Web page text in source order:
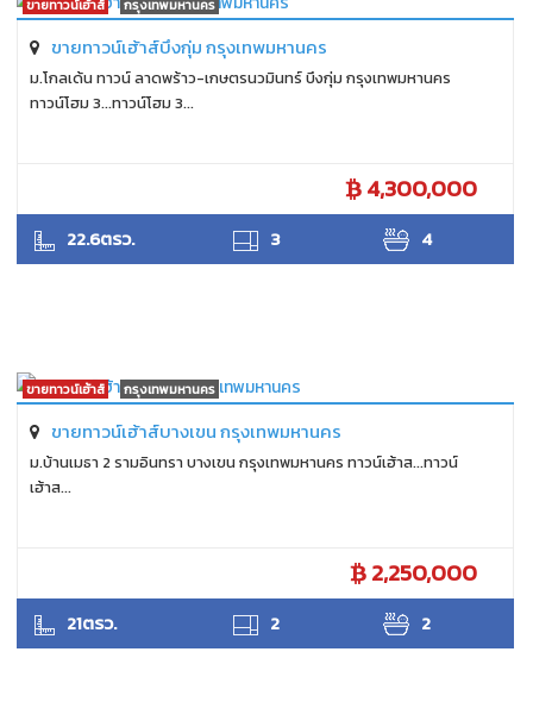
ขายทาวน์เฮ้าส์ กรุงเทพมหานคร
ขายทาวน์เฮ้าส์บึงกุ่ม กรุงเทพมหานคร
ม.โกลเด้น ทาวน์ ลาดพร้าว-เกษตรนวมินทร์ บึงกุ่ม กรุงเทพมหานคร
ทาวน์โฮม 3...ทาวน์โฮม 3...
4,300,000
22.6ตรว. 3 4
SUKHON
ขายทาวน์เฮ้าส์ กรุงเทพมหานคร
ขายทาวน์เฮ้าส์บางเขน กรุงเทพมหานคร
ม.บ้านเมธา 2 รามอินทรา บางเขน กรุงเทพมหานคร ทาวน์เฮ้าส...ทาวน์
เฮ้าส...
2,250,000
21ตรว. 2 2
SUKHON